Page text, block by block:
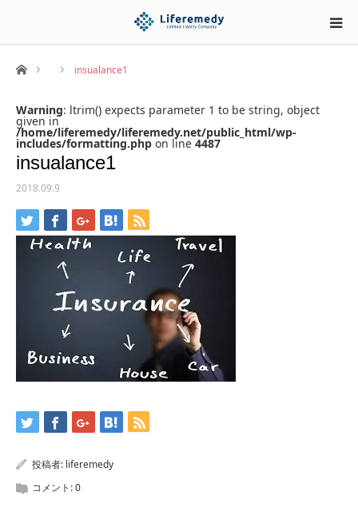
ホーム insualance1
Warning: ltrim() expects parameter 1 to be string, object
given in
/home/liferemedy/liferemedy.net/public_html/wp-
includes/formatting.php on line 4487
insualance1
2018.09.9
投稿者: liferemedy
コメント:0